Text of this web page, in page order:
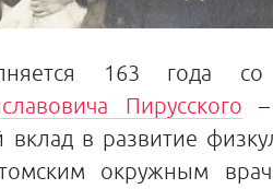
163 года
Пирусского –
в развитие
окружным